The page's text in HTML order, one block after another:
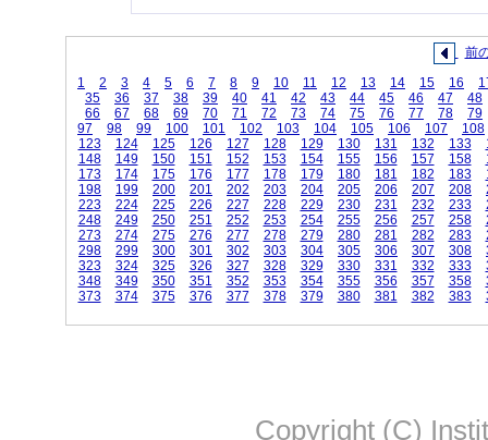
前
1
2 3 4 5 6 7 8 9 10 11 12 13 14 15 16
35
36 37 38 39 40 41 42 43 44 45 46 47
48
66
67 68 69 70 71 72 73 74 75 76 77 78
79
97
98 99 100 101 102 103 104 105 106 107
108
123
124 125 126 127 128 129 130 131 132 133
148
149 150 151 152 153 154 155 156 157 158
173
174 175 176 177 178 179 180 181 182 183
198
199 200 201 202 203 204 205 206 207 208
223
224 225 226 227 228 229 230 231 232 233
248
249 250 251 252 253 254 255 256 257 258
273
274 275 276 277 278 279 280 281 282 283
298
299 300 301 302 303 304 305 306 307 308
323
324 325 326 327 328 329 330 331 332 333
348
349 350 351 352 353 354 355 356 357 358
373
374 375 376 377 378 379 380 381 382 383
Copyright (C)